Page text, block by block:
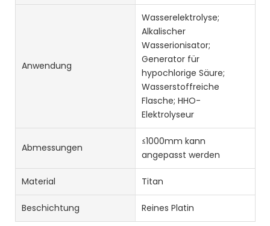
Anwendung
Wasserelektrolyse;
Alkalischer
Wasserionisator;
Generator für
hypochlorige Säure;
Wasserstoffreiche
Flasche; HHO-
Elektrolyseur
Abmessungen
≤1000mm kann
angepasst werden
Material Titan
Beschichtung Reines Platin